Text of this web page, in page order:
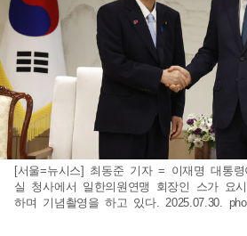
[서울=뉴시스] 최동준 기자 = 이재명 대통
실 청사에서 일한의원연맹 회장인 스가 요
하며 기념촬영을 하고 있다. 2025.07.30.